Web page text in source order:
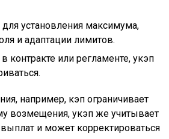
установления максимума,
и адаптации лимитов.
контракте или регламенте, укэп
например, кэп ограничивает
возмещения, укэп же учитывает
и может корректироваться